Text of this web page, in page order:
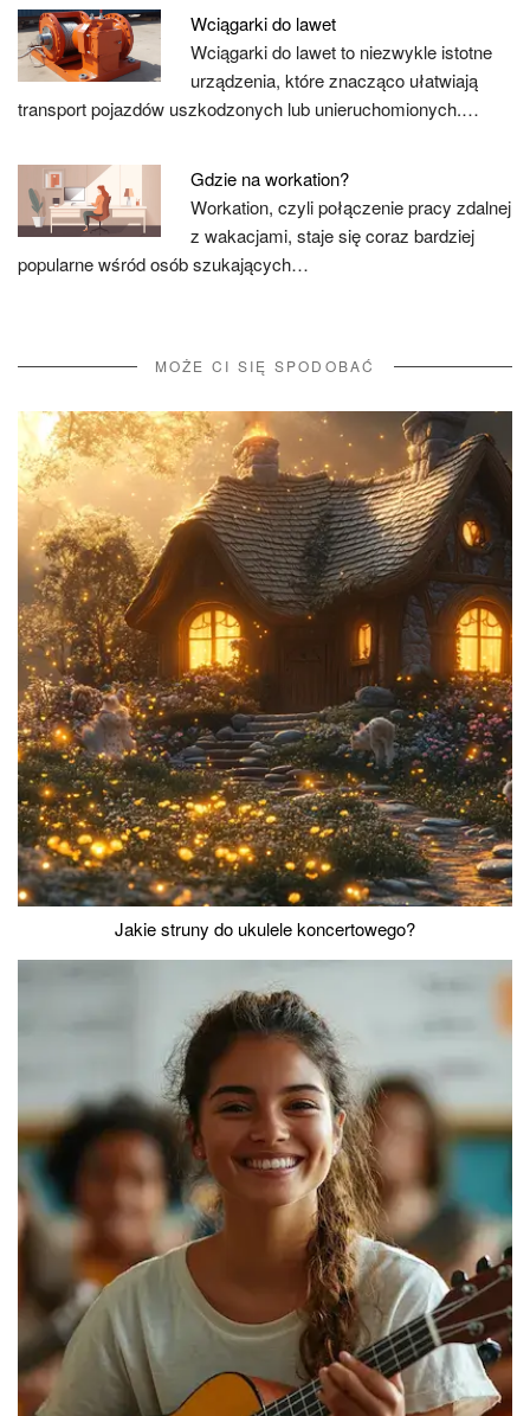
Wciągarki do lawet
Wciągarki do lawet to niezwykle istotne
urządzenia, które znacząco ułatwiają
transport pojazdów uszkodzonych lub unieruchomionych.…
Gdzie na workation?
Workation, czyli połączenie pracy zdalnej
z wakacjami, staje się coraz bardziej
popularne wśród osób szukających…
MOŻE CI SIĘ SPODOBAĆ
Jakie struny do ukulele koncertowego?